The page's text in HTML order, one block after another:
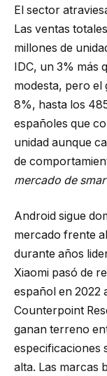
El sector
Las ventas
millones de
IDC, un 3% más
modesta, pero el
8%, hasta los
españoles que
unidad aunque
de
mercado de
Android sigue
mercado frente
durante años
Xiaomi pasó de
español en 2022
Counterpoint
ganan terreno
especificaciones
alta. Las marcas